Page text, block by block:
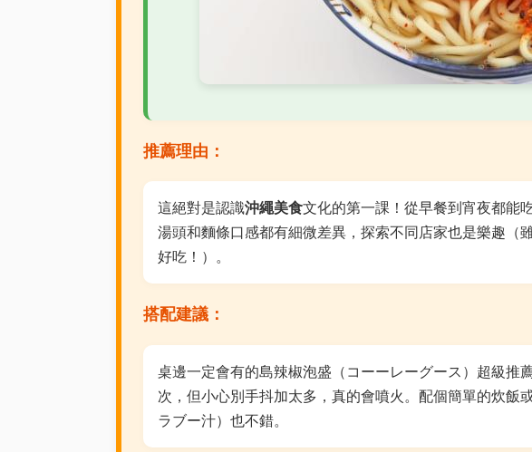
推薦理由：
這絕對是認識沖繩美食文化的第一課！從早餐到宵夜都能
湯頭和麵條口感都有細微差異，探索不同店家也是樂趣（
好吃！）。
搭配建議：
桌邊一定會有的島辣椒泡盛（コーーレーグース）超級推
次，但小心別手抖加太多，真的會噴火。配個簡單的炊飯
ラブー汁）也不錯。